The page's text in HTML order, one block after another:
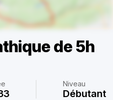
de 5h
Niveau
Débutant